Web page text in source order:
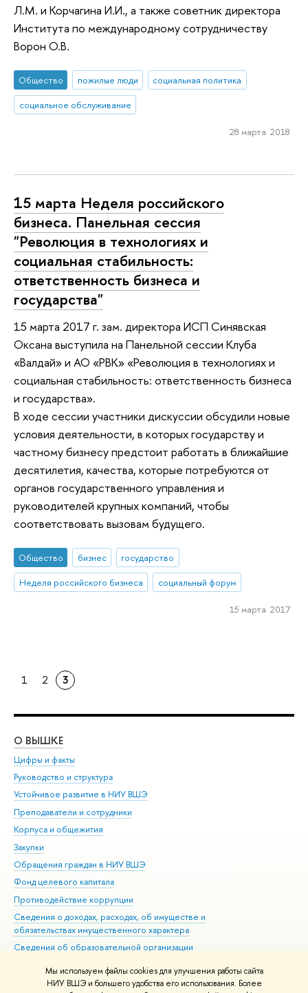
Мы используем файлы cookies для улучшения работы сайта
НИУ ВШЭ и большего удобства его использования. Более
Л.М. и Корчагина И.И., а также советник директора
Института по международному сотрудничеству
Ворон О.В.
Общество пожилые люди
социальная политика
социальное обслуживание
28 марта 2018
15 марта Неделя российского
бизнеса. Панельная сессия
"Революция в технологиях и
социальная стабильность:
ответственность бизнеса и
государства"
15 марта 2017 г. зам. директора ИСП Синявская
Оксана выступила на Панельной сессии Клуба
«Валдай» и АО «РВК» «Революция в технологиях и
социальная стабильность: ответственность бизнеса
и государства».
В ходе сессии участники дискуссии обсудили новые
условия деятельности, в которых государству и
частному бизнесу предстоит работать в ближайшие
десятилетия, качества, которые потребуются от
органов государственного управления и
руководителей крупных компаний, чтобы
соответствовать вызовам будущего.
Общество бизнес
государство
Неделя российского бизнеса
социальный форум
15 марта 2017
1 2 3
О ВЫШКЕ
Цифры и факты
Руководство и структура
Устойчивое развитие в НИУ ВШЭ
Преподаватели и сотрудники
Корпуса и общежития
Закупки
Обращения граждан в НИУ ВШЭ
Фонд целевого капитала
Противодействие коррупции
Сведения о доходах, расходах, об имуществе и
обязательствах имущественного характера
Сведения об образовательной организации
Людям с ограниченными возможностями здоровья
Единая платежная страница